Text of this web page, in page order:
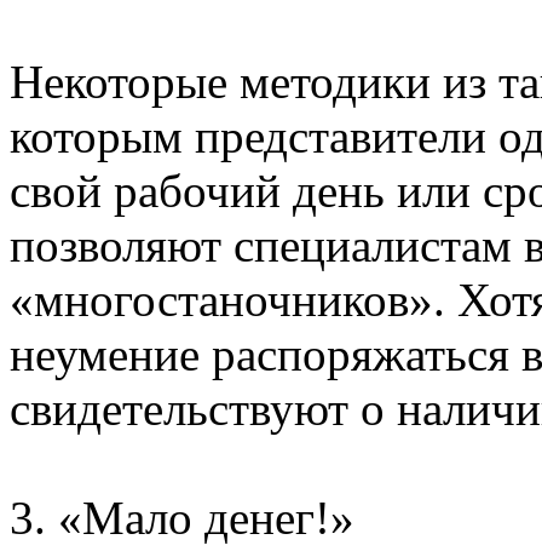
Некоторые методики из
которым представители
свой рабочий день или
позволяют специалистам
«многостаночников».
неумение распоряжаться
свидетельствуют о
3. «Мало денег!»